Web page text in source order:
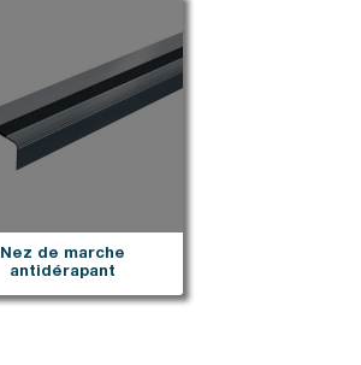
Nez de marche
antidérapant